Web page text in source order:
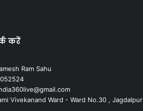
करें
Ram Sahu
Vivekanand Ward - Ward No.30 , Jagdalpur